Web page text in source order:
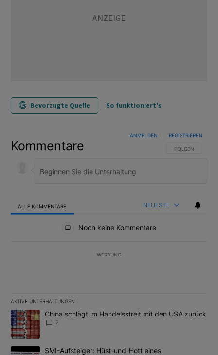
Bevorzugte Quelle So funktioniert's
Kommentare FOLGE DIESER
FOLGEN
ANMELDEN REGISTRIEREN
ALLE KOMMENTARE NEUESTE
Noch keine Kommentare
WERBUNG
AKTIVE UNTERHALTUNGEN
Das Folgende ist eine Liste der am meisten kommentierten
Ein Trendartikel mit dem Titel "China schlägt im Handelsstreit
China schlägt im Handelsstreit mit den USA zurück
2
Ein Trendartikel mit dem Titel "SMI-Aufsteiger: Hüst-und-Hott
SMI-Aufsteiger: Hüst-und-Hott eines